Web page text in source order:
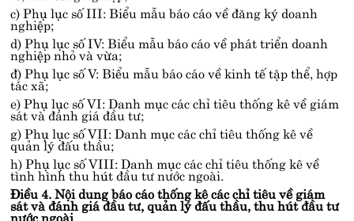
c) Phụ lục số III: Biểu mẫu báo cáo về đăng ký doanh
nghiệp;
d) Phụ lục số IV: Biểu mẫu báo cáo về phát triển doanh
nghiệp nhỏ và vừa;
đ) Phụ lục số V: Biểu mẫu báo cáo về kinh tế tập thể, hợp
tác xã;
e) Phụ lục số VI: Danh mục các chỉ tiêu thống kê về giám
sát và đánh giá đầu tư;
g) Phụ lục số VII: Danh mục các chỉ tiêu thống kê về
quản lý đấu thầu;
h) Phụ lục số VIII: Danh mục các chỉ tiêu thống kê về
tình hình thu hút đầu tư nước ngoài.
Điều 4. Nội dung báo cáo thống kê các chỉ tiêu về giám
sát và đánh giá đầu tư, quản lý đấu thầu, thu hút đầu tư
nước ngoài